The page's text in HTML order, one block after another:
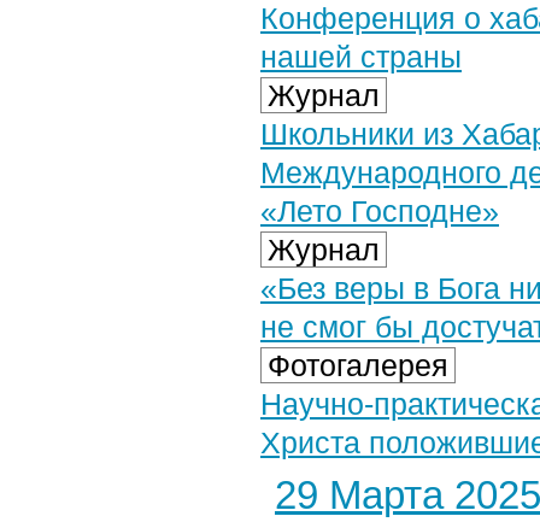
Конференция о
нашей страны
Журнал
Школьники из
Международного
«Лето Господне»
Журнал
«Без веры в Бога
не смог бы
Фотогалерея
Научно-
Христа
29 Марта 2025